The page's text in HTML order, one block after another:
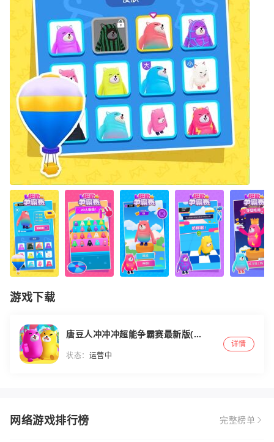
游戏下载
唐豆人冲冲冲超能争霸赛最新版(暂
状态： 运营中
详情
网络游戏排行榜 完整榜单